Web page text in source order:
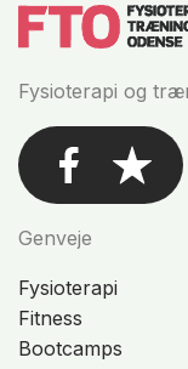
Fysioterapi og
Genveje
Fysioterapi
Fitness
Bootcamps